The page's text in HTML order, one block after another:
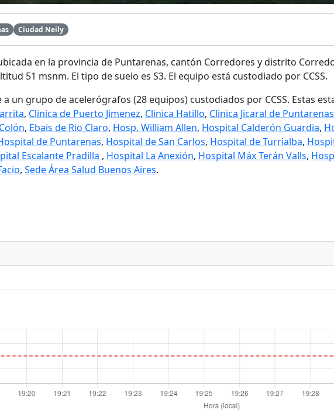
Ciudad Neily
en la provincia de Puntarenas, cantón Corredores y distrito
51 msnm. El tipo de suelo es S3. El equipo está custodiado por CCSS.
un grupo de acelerógrafos (28 equipos) custodiados por CCSS. Estas
, Clinica de Puerto Jimenez, Clinica Hatillo, Clinica Jicaral de Puntarenas
, Ebais de Rio Claro, Hosp. William Allen, Hospital Calderón Guardia,
de Puntarenas, Hospital de San Carlos, Hospital de Turrialba,
Escalante Pradilla , Hospital La Anexión, Hospital Máx Terán Valls,
, Sede Área Salud Buenos Aires.